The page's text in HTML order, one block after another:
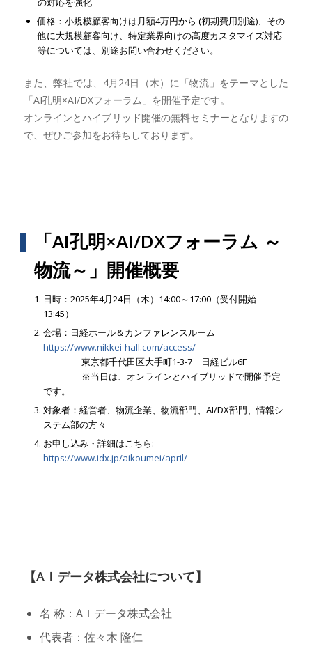
価格：小規模顧客向けは月額4万円から (初期費用別途)、その
他に大規模顧客向け、特定業界向けの高度カスタマイズ対応
等については、別途お問い合わせください。
また、弊社では、4月24日（木）に「物流」をテーマとした
「AI孔明×AI/DXフォーラム」を開催予定です。
オンラインとハイブリッド開催の無料セミナーとなりますの
で、ぜひご参加をお待ちしております。
「AI孔明×AI/DXフォーラム ～
物流～」開催概要
日時：2025年4月24日（木）14:00～17:00（受付開始
13:45）
会場：日経ホール＆カンファレンスルーム
https://www.nikkei-hall.com/access/
東京都千代田区大手町1-3-7 日経ビル6F
※当日は、オンラインとハイブリッドで開催予定
です。
対象者：経営者、物流企業、物流部門、AI/DX部門、情報シ
ステム部の方々
お申し込み・詳細はこちら:
https://www.idx.jp/aikoumei/april/
【AＩデータ株式会社について】
名 称：AＩデータ株式会社
代表者：佐々木 隆仁